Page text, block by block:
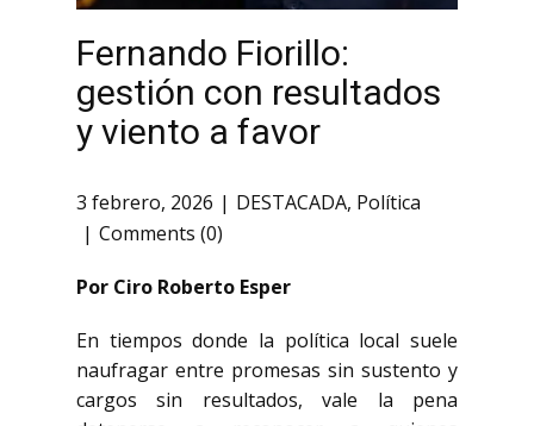
Fernando Fiorillo:
gestión con resultados
y viento a favor
3 febrero, 2026 DESTACADA, Política
Comments (0)
Por Ciro Roberto Esper
En tiempos donde la política local suele
naufragar entre promesas sin sustento y
cargos sin resultados, vale la pena